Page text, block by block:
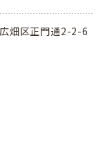
畑区正門通2-2-6